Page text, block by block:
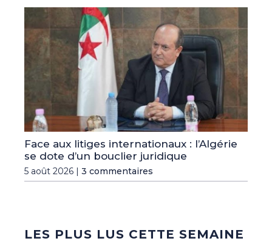
Face aux litiges internationaux : l’Algérie
se dote d’un bouclier juridique
5 août 2026 | 3 commentaires
LES PLUS LUS CETTE SEMAINE